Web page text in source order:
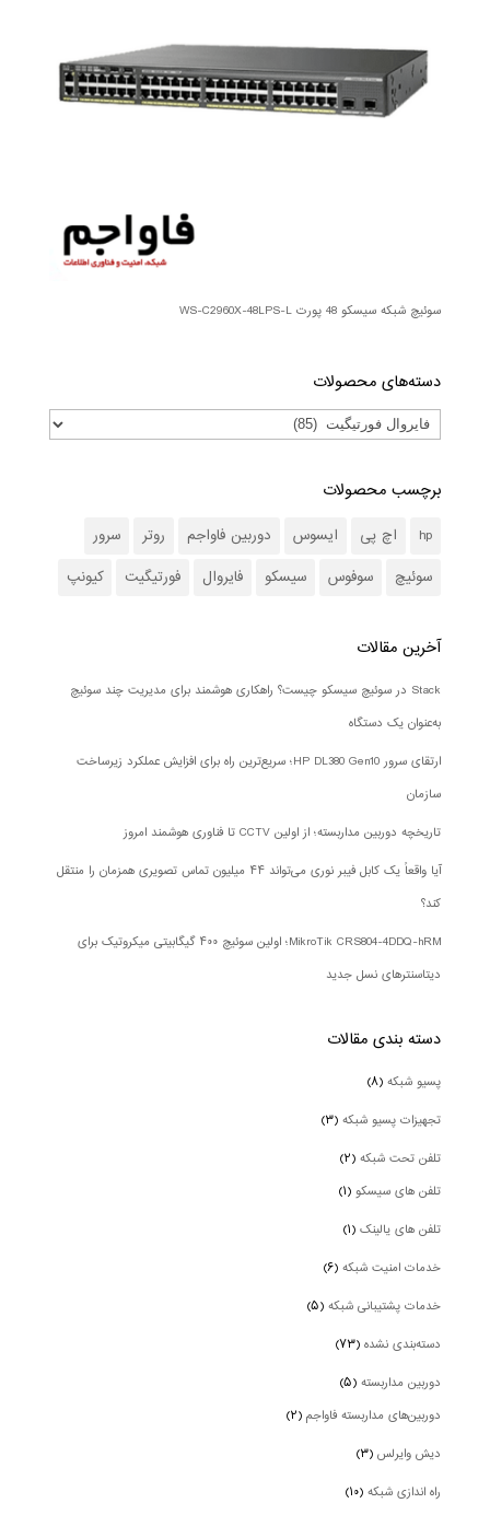
سوئیچ شبکه سیسکو 48 پورت WS-C2960X-48LPS-L
دسته‌های محصولات
برچسب محصولات
hp اچ پی ایسوس دوربین فاواجم روتر
سرور
سوئیچ
سوفوس سیسکو فایروال فورتیگیت کیونپ
آخرین مقالات
Stack در سوئیچ سیسکو چیست؟ راهکاری هوشمند برای مدیریت چند سوئیچ
به‌عنوان یک دستگاه
ارتقای سرور HP DL380 Gen10؛ سریع‌ترین راه برای افزایش عملکرد زیرساخت
سازمان
تاریخچه دوربین مداربسته؛ از اولین CCTV تا فناوری هوشمند امروز
آیا واقعاً یک کابل فیبر نوری می‌تواند ۴۴ میلیون تماس تصویری همزمان را منتقل
کند؟
MikroTik CRS804-4DDQ-hRM؛ اولین سوئیچ ۴۰۰ گیگابیتی میکروتیک برای
دیتاسنترهای نسل جدید
دسته بندی‌ مقالات
پسیو شبکه(۸)
تجهیزات پسیو شبکه(۳)
تلفن تحت شبکه(۲)
تلفن های سیسکو(۱)
تلفن های یالینک(۱)
خدمات امنیت شبکه(۶)
خدمات پشتیبانی شبکه(۵)
دسته‌بندی نشده(۷۳)
دوربین‌ مداربسته(۵)
دوربین‌های مداربسته فاواجم(۲)
دیش وایرلس(۳)
راه اندازی شبکه(۱۰)